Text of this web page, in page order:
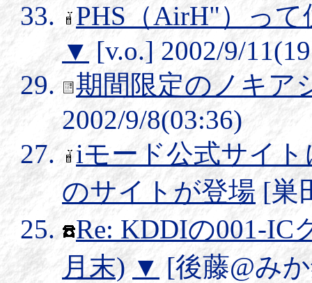
PHS（AirH"）っ
▼ [v.o.] 2002/9/
期間限定のノキア
2002/9/8(03:36)
iモード公式サイ
のサイトが登場 [巣
Re: KDDIの001-IC
月末) ▼ [後藤@み